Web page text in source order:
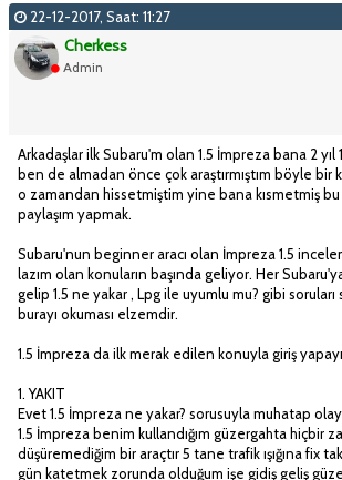
22-12-2017, Saat: 11:27
Cherkess
Admin
Arkadaşlar ilk Subaru'm olan 1.5 İmpreza bana 2
ben de almadan önce çok araştırmıştım böyle bir
o zamandan hissetmiştim yine bana kısmetmiş
paylaşım yapmak.
Subaru'nun beginner aracı olan İmpreza 1.5
lazım olan konuların başında geliyor. Her
gelip 1.5 ne yakar , Lpg ile uyumlu mu? gibi
burayı okuması elzemdir.
1.5 İmpreza da ilk merak edilen konuyla giriş
1. YAKIT
Evet 1.5 İmpreza ne yakar? sorusuyla muhatap
1.5 İmpreza benim kullandığım güzergahta hiçbir
düşüremediğim bir araçtır 5 tane trafik ışığına fix
gün katetmek zorunda olduğum işe gidiş geliş